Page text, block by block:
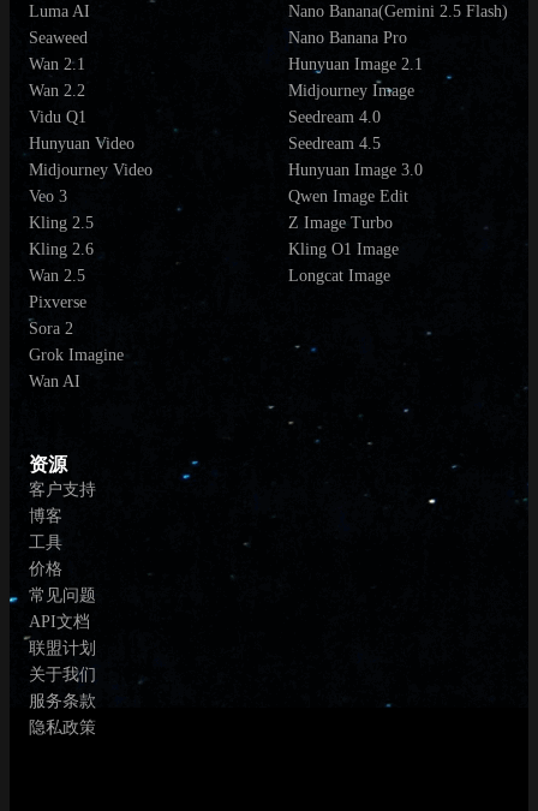
Luma AI
Seaweed
Wan 2.1
Wan 2.2
Vidu Q1
Hunyuan Video
Midjourney Video
Veo 3
Kling 2.5
Kling 2.6
Wan 2.5
Pixverse
Sora 2
Grok Imagine
Wan AI
Nano Banana(Gemini 2.5 Flash)
Nano Banana Pro
Hunyuan Image 2.1
Midjourney Image
Seedream 4.0
Seedream 4.5
Hunyuan Image 3.0
Qwen Image Edit
Z Image Turbo
Kling O1 Image
Longcat Image
资源
客户支持
博客
工具
价格
常见问题
API文档
联盟计划
关于我们
服务条款
隐私政策